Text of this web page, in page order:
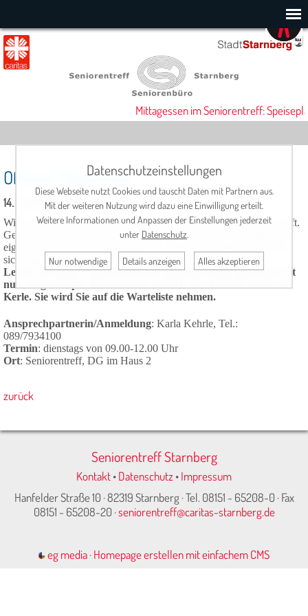
Mittagessen im Seniorentreff:
Offener Töpfertreff
14. Juli 2026, 09:00 Uhr
Wir sind ein offener Kreis, der sich zum gemeinsamen Töpfern trifft.
Gearbeitet wird ohne Anleitung eines Dozenten. Jeder bringt seine
eigenen Ideen und Vorstellungen ein. Selbstverständlich gibt man
sich gegenseitig Tipps und Hilfestellungen.
Leider hat unser Töpferraum nur begrenzt Platz und dieser ist
nun ausgeschöpft. Bei Interesse melden Sie sich bitte bei Frau
Kerle. Sie wird Sie auf die Warteliste nehmen.
Ansprechpartnerin/Anmeldung: Karla Kehrle, Tel.:
089/7934100
Termin: dienstags von 09.00-12.00 Uhr
Ort: Seniorentreff, DG im Haus 2
zurück
Seniorentreff Starnberg
Kontakt•Datenschutz•Impressum
Hanfelder Straße 10 · 82319 Starnberg · Tel. 08151 - 65208-0 · Fax
08151 - 65208-20 ·seniorentreff@caritas-starnberg.de
eg media·Homepage erstellen mit einfachem CMS
Datenschutzeinstellungen
Diese Webseite nutzt Cookies und tauscht Daten mit Partnern aus.
Mit der weiteren Nutzung wird dazu eine Einwilligung erteilt.
Weitere Informationen und Anpassen der Einstellungen jederzeit
unter Datenschutz
Nur notwendige Details anzeigen Alles akzeptieren